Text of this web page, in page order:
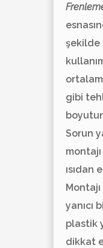
şekilde
gibi
Sorun
ısıdan
yanıcı
plastik
dikkat